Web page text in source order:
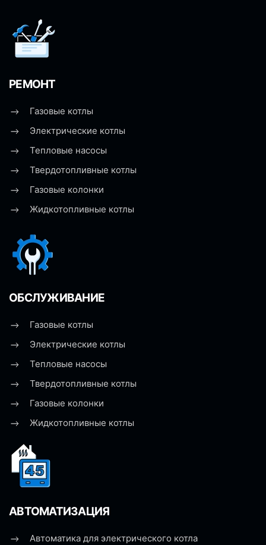
РЕМОНТ
Газовые котлы
Электрические котлы
Тепловые насосы
Твердотопливные котлы
Газовые колонки
Жидкотопливные котлы
ОБСЛУЖИВАНИЕ
Газовые котлы
Электрические котлы
Тепловые насосы
Твердотопливные котлы
Газовые колонки
Жидкотопливные котлы
АВТОМАТИЗАЦИЯ
Автоматика для электрического котла